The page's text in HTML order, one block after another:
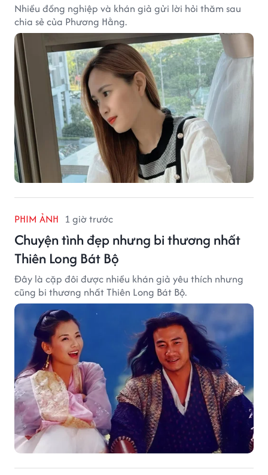
Nhiều đồng nghiệp và khán giả gửi lời hỏi thăm sau
chia sẻ của Phương Hằng.
PHIM ẢNH 1 giờ trước
Chuyện tình đẹp nhưng bi thương nhất
Thiên Long Bát Bộ
Đây là cặp đôi được nhiều khán giả yêu thích nhưng
cũng bi thương nhất Thiên Long Bát Bộ.